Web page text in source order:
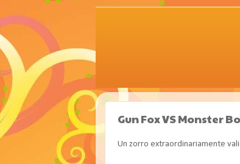
Gun Fox VS Monster
Un zorro extraordinariamente